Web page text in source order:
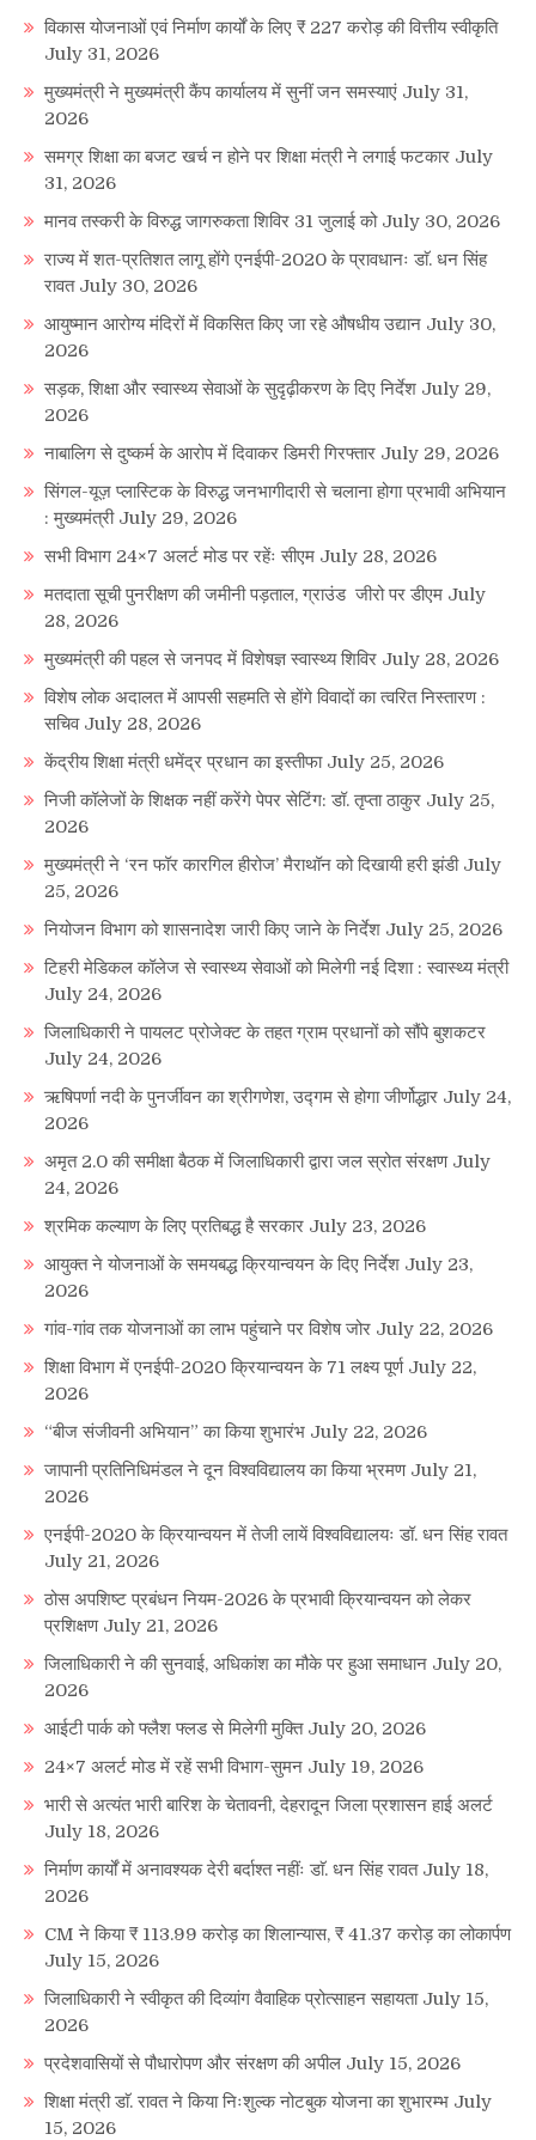
विकास योजनाओं एवं निर्माण कार्यों के लिए ₹ 227 करोड़ की वित्तीय स्वीकृति
July 31, 2026
मुख्यमंत्री ने मुख्यमंत्री कैंप कार्यालय में सुनीं जन समस्याएं July 31,
2026
समग्र शिक्षा का बजट खर्च न होने पर शिक्षा मंत्री ने लगाई फटकार July
31, 2026
मानव तस्करी के विरुद्ध जागरुकता शिविर 31 जुलाई को July 30, 2026
राज्य में शत-प्रतिशत लागू होंगे एनईपी-2020 के प्रावधानः डाॅ. धन सिंह
रावत July 30, 2026
आयुष्मान आरोग्य मंदिरों में विकसित किए जा रहे औषधीय उद्यान July 30,
2026
सड़क, शिक्षा और स्वास्थ्य सेवाओं के सुदृढ़ीकरण के दिए निर्देश July 29,
2026
नाबालिग से दुष्कर्म के आरोप में दिवाकर डिमरी गिरफ्तार July 29, 2026
सिंगल-यूज़ प्लास्टिक के विरुद्ध जनभागीदारी से चलाना होगा प्रभावी अभियान
: मुख्यमंत्री July 29, 2026
सभी विभाग 24×7 अलर्ट मोड पर रहेंः सीएम July 28, 2026
मतदाता सूची पुनरीक्षण की जमीनी पड़ताल, ग्राउंड जीरो पर डीएम July
28, 2026
मुख्यमंत्री की पहल से जनपद में विशेषज्ञ स्वास्थ्य शिविर July 28, 2026
विशेष लोक अदालत में आपसी सहमति से होंगे विवादों का त्वरित निस्तारण :
सचिव July 28, 2026
केंद्रीय शिक्षा मंत्री धमेंद्र प्रधान का इस्तीफा July 25, 2026
निजी कॉलेजों के शिक्षक नहीं करेंगे पेपर सेटिंग: डॉ. तृप्ता ठाकुर July 25,
2026
मुख्यमंत्री ने ‘रन फॉर कारगिल हीरोज’ मैराथॉन को दिखायी हरी झंडी July
25, 2026
नियोजन विभाग को शासनादेश जारी किए जाने के निर्देश July 25, 2026
टिहरी मेडिकल कॉलेज से स्वास्थ्य सेवाओं को मिलेगी नई दिशा : स्वास्थ्य मंत्री
July 24, 2026
जिलाधिकारी ने पायलट प्रोजेक्ट के तहत ग्राम प्रधानों को सौंपे बुशकटर
July 24, 2026
ऋषिपर्णा नदी के पुनर्जीवन का श्रीगणेश, उद्गम से होगा जीर्णोद्धार July 24,
2026
अमृत 2.0 की समीक्षा बैठक में जिलाधिकारी द्वारा जल स्रोत संरक्षण July
24, 2026
श्रमिक कल्याण के लिए प्रतिबद्ध है सरकार July 23, 2026
आयुक्त ने योजनाओं के समयबद्ध क्रियान्वयन के दिए निर्देश July 23,
2026
गांव-गांव तक योजनाओं का लाभ पहुंचाने पर विशेष जोर July 22, 2026
शिक्षा विभाग में एनईपी-2020 क्रियान्वयन के 71 लक्ष्य पूर्ण July 22,
2026
“बीज संजीवनी अभियान” का किया शुभारंभ July 22, 2026
जापानी प्रतिनिधिमंडल ने दून विश्वविद्यालय का किया भ्रमण July 21,
2026
एनईपी-2020 के क्रियान्वयन में तेजी लायें विश्वविद्यालयः डॉ. धन सिंह रावत
July 21, 2026
ठोस अपशिष्ट प्रबंधन नियम-2026 के प्रभावी क्रियान्वयन को लेकर
प्रशिक्षण July 21, 2026
जिलाधिकारी ने की सुनवाई, अधिकांश का मौके पर हुआ समाधान July 20,
2026
आईटी पार्क को फ्लैश फ्लड से मिलेगी मुक्ति July 20, 2026
24×7 अलर्ट मोड में रहें सभी विभाग-सुमन July 19, 2026
भारी से अत्यंत भारी बारिश के चेतावनी, देहरादून जिला प्रशासन हाई अलर्ट
July 18, 2026
निर्माण कार्यों में अनावश्यक देरी बर्दाश्त नहींः डाॅ. धन सिंह रावत July 18,
2026
CM ने किया ₹ 113.99 करोड़ का शिलान्यास, ₹ 41.37 करोड़ का लोकार्पण
July 15, 2026
जिलाधिकारी ने स्वीकृत की दिव्यांग वैवाहिक प्रोत्साहन सहायता July 15,
2026
प्रदेशवासियों से पौधारोपण और संरक्षण की अपील July 15, 2026
शिक्षा मंत्री डाॅ. रावत ने किया निःशुल्क नोटबुक योजना का शुभारम्भ July
15, 2026